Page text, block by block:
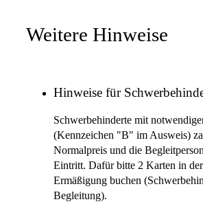
Weitere Hinweise
Hinweise für
Schwerbehinderte mit
(Kennzeichen "B" im Ausweis)
Normalpreis und die
Eintritt. Dafür bitte 2 Karten in
Ermäßigung buchen
Begleitung).